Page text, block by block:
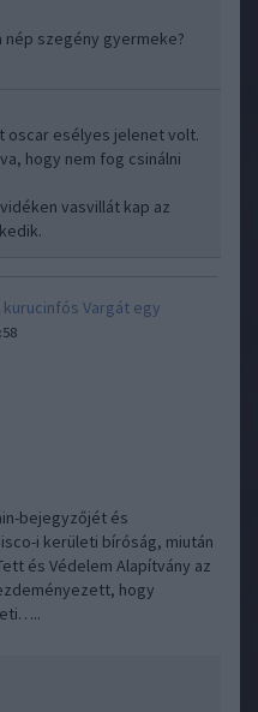
szegény gyermeke?
oscar esélyes jelenet volt.
hogy nem fog csinálni
vasvillát kap az
Vargát egy
bejegyzőjét és
i kerületi bíróság, miután
és Védelem Alapítvány az
hogy